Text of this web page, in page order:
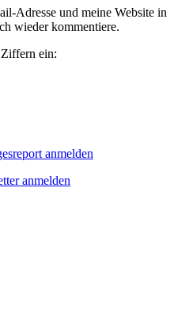
Adresse und meine Website in
wieder kommentiere.
ein: